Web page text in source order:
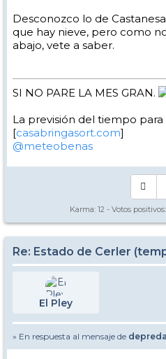
Desconozco lo de
que hay nieve, pero como
abajo, vete a saber.
SI NO PARE LA MES GRAN.
La previsión del tiempo
[casabringasort.com]
@meteobenas
Karma: 12 - Votos positivos:
Re: Estado de Cerler
El Pley
» En respuesta al mensaje de